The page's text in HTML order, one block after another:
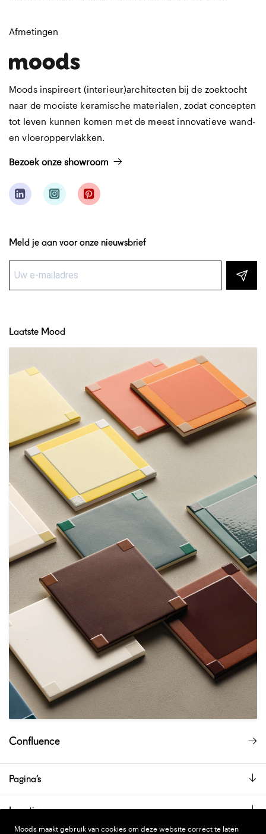
Afmetingen
Moods inspireert (interieur)architecten bij de zoektocht
naar de mooiste keramische materialen, zodat concepten
tot leven kunnen komen met de meest innovatieve wand-
en vloeroppervlakken.
Bezoek onze showroom
Meld je aan voor onze nieuwsbrief
Laatste Mood
Confluence
Pagina’s
Locaties
Moods maakt gebruik van cookies om deze website correct te laten